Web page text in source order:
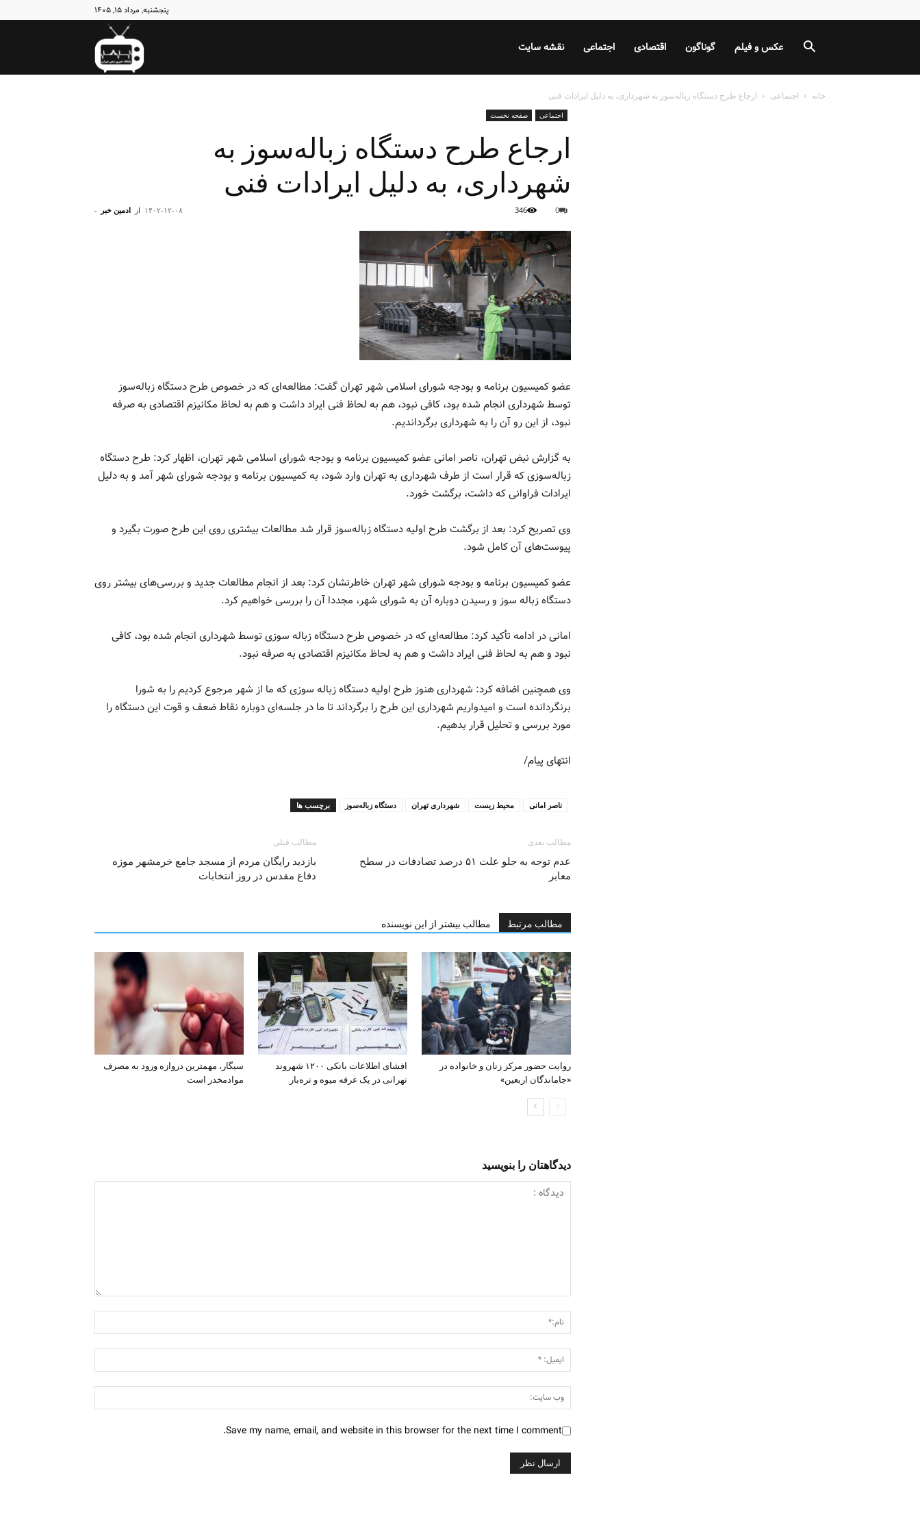
پنجشنبه, مرداد ۱۵, ۱۴۰۵
نبض نقشه سایت اجتماعی اقتصادی گوناگون عکس و فیلم
خانه اجتماعی ارجاع طرح دستگاه زباله‌سوز به شهرداری، به دلیل ایرادات فنی
اجتماعی صفحه نخست
ارجاع طرح دستگاه زباله‌سوز به
شهرداری، به دلیل ایرادات فنی
از ادمین خبر - ۱۴۰۲-۱۲-۰۸ 0
346
عضو کمیسیون برنامه و بودجه شورای اسلامی شهر تهران گفت: مطالعه‌ای که در خصوص طرح دستگاه زباله‌سوز
توسط شهرداری انجام شده بود، کافی نبود، هم به لحاظ فنی ایراد داشت و هم به لحاظ مکانیزم اقتصادی به صرفه
نبود‌، از این رو آن را به شهرداری برگرداندیم.
به گزارش نبض تهران، ناصر امانی عضو کمیسیون برنامه و بودجه شورای اسلامی شهر تهران، اظهار کرد: طرح دستگاه
زباله‌سوزی که قرار است از طرف شهرداری به تهران وارد شود، به کمیسیون برنامه و بودجه شورای شهر آمد و به دلیل
ایرادات فراوانی که داشت، برگشت خورد.
وی تصریح کرد: بعد از برگشت طرح اولیه دستگاه زباله‌سوز قرار شد مطالعات بیشتری روی این طرح صورت بگیرد و
پیوست‌های آن کامل شود.
عضو کمیسیون برنامه و بودجه شورای شهر تهران خاطرنشان کرد: بعد از انجام مطالعات جدید و بررسی‌های بیشتر روی
دستگاه زباله سوز و رسیدن دوباره آن به شورای شهر، مجددا آن را بررسی خواهیم کرد.
امانی در ادامه تأکید کرد: مطالعه‌ای که در خصوص طرح دستگاه زباله سوزی توسط شهرداری انجام شده بود، کافی
نبود و هم به لحاظ فنی ایراد داشت و هم به لحاظ مکانیزم اقتصادی به صرفه نبود‌.
وی همچنین اضافه کرد: شهرداری هنوز طرح اولیه دستگاه زباله سوزی که ما از شهر مرجوع کردیم را به شورا
برنگردانده است و امیدواریم شهرداری این طرح را برگرداند تا ما در جلسه‌ای دوباره نقاط ضعف و قوت این دستگاه را
مورد بررسی و تحلیل قرار بدهیم.
انتهای پیام/
برچسب ها دستگاه زباله‌سوز شهرداری تهران محیط زیست ناصر امانی
مطالب قبلی
بازدید رایگان مردم از مسجد جامع خرمشهر موزه
دفاع مقدس در روز انتخابات
مطالب بعدی
عدم توجه به جلو علت ۵۱ درصد تصادفات در سطح
معابر
مطالب مرتبط مطالب بیشتر از این نویسنده
سیگار، مهمترین دروازه ورود به مصرف
موادمخدر است
افشای اطلاعات بانکی ۱۲۰۰ شهروند
تهرانی در یک غرفه میوه و تره‌بار
روایت حضور مرکز زنان و خانواده در
«جاماندگان اربعین»
دیدگاهتان را بنویسید
Save my name, email, and website in this browser for the next time I comment.